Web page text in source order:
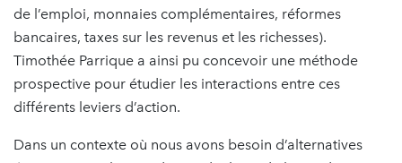
de l’emploi, monnaies complémentaires, réformes
bancaires, taxes sur les revenus et les richesses).
Timothée Parrique a ainsi pu concevoir une méthode
prospective pour étudier les interactions entre ces
différents leviers d’action.
Dans un contexte où nous avons besoin d’alternatives